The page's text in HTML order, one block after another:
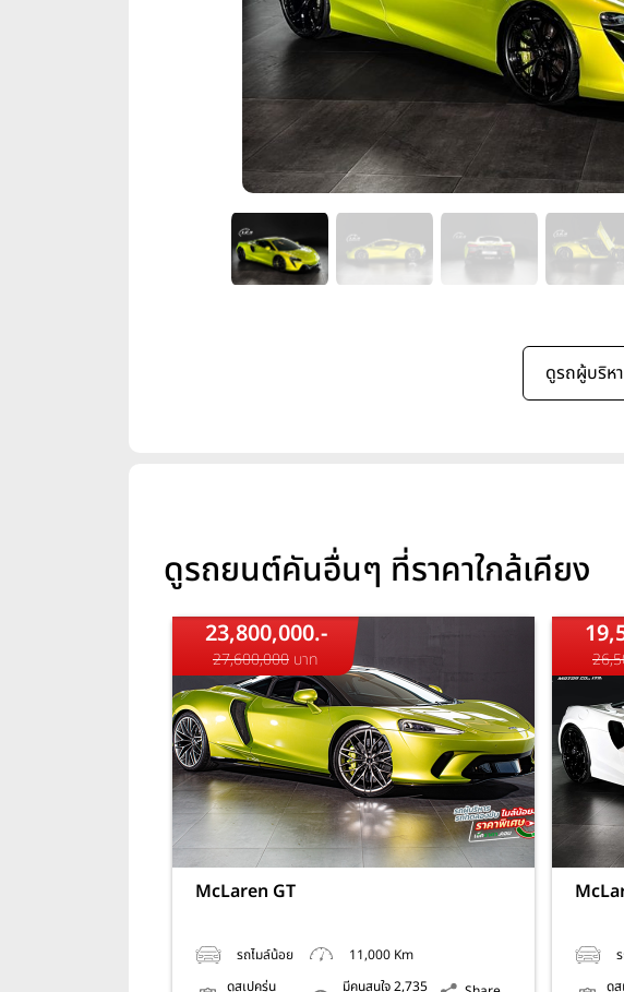
ดูรถผู้บริห
ดูรถยนต์คันอื่นๆ ที่ราคาใกล้เคียง
23,800,000.-
27,600,000 บาท
McLaren GT
รถไมล์น้อย
11,000 Km
ดูสเปครุ่น
มีคนสนใจ 2,735
ดูส